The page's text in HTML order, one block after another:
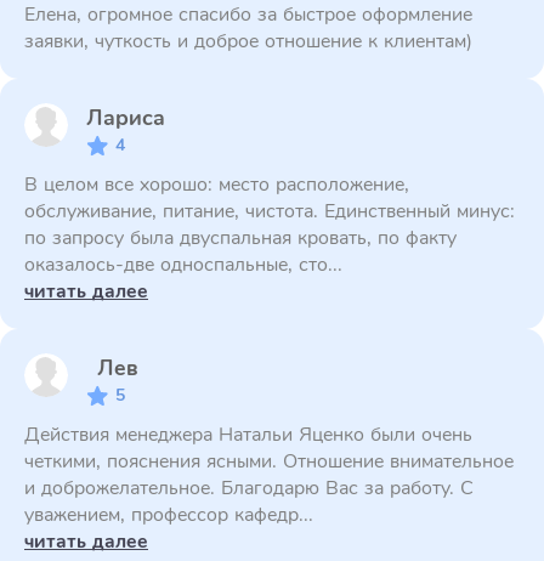
Елена, огромное спасибо за быстрое оформление
заявки, чуткость и доброе отношение к клиентам)
Лариса
4
В целом все хорошо: место расположение,
обслуживание, питание, чистота. Единственный минус:
по запросу была двуспальная кровать, по факту
оказалось-две односпальные, сто...
читать далее
Лев
5
Действия менеджера Натальи Яценко были очень
четкими, пояснения ясными. Отношение внимательное
и доброжелательное. Благодарю Вас за работу. С
уважением, профессор кафедр...
читать далее